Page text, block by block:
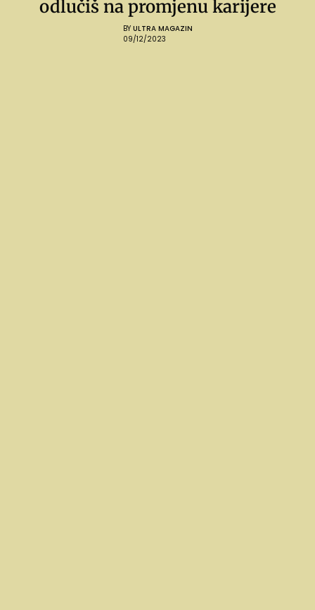
odlučiš na promjenu karijere
BY ULTRA MAGAZIN
09/12/2023